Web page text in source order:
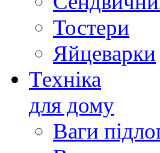
Тостери
Яйцеварки
Техніка
для дому
Ваги